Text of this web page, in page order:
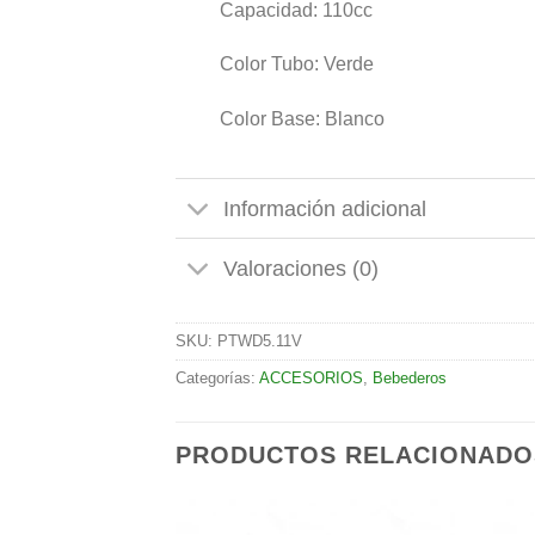
Capacidad: 110cc
Color Tubo: Verde
Color Base: Blanco
Información adicional
Valoraciones (0)
SKU: PTWD5.11V
Categorías: ACCESORIOS, Bebederos
PRODUCTOS